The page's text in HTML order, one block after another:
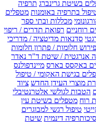
בשיטת גרינברג תרפיה
בתרפיה באומנות מטפלים
מכללות ובתי ספר
רוחניים רפואת תדרים / ריפוי
סדנאות מדיטציה / מדריכי
פירוש חלומות / פתרון חלומות
אנרגטית / שיטת ד"ר נאדר
באקסס בארס מיינדפולנס
בגישת האקומי / טיפול
מוצרי העידן החדש ציוד
הטבות לגולשי אלטרנטיבלי
רוח מטפלים בשיטת עין
טיפול רגשי למבוגרים
דינמית שיטת